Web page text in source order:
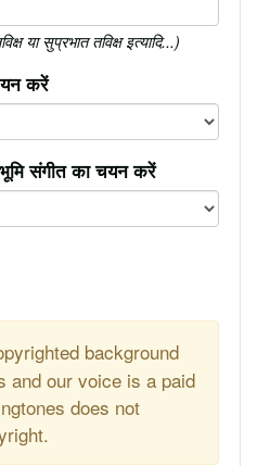
या सुप्रभात तविक्ष इत्यादि...)
करें
संगीत का चयन करें
background
and our voice is a paid
does not